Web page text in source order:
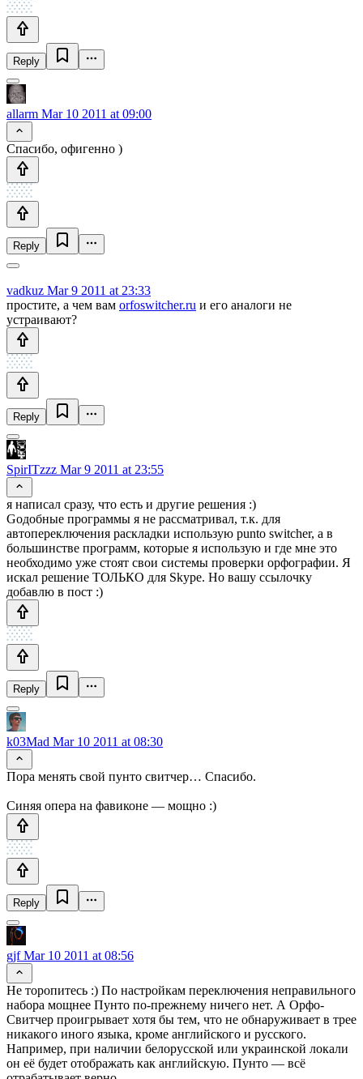
Reply
allarm Mar 10 2011 at 09:00
Спасибо, офигенно )
Reply
vadkuz Mar 9 2011 at 23:33
простите, а чем вам orfoswitcher.ru и его аналоги не
устраивают?
Reply
SpirITzzz Mar 9 2011 at 23:55
я написал сразу, что есть и другие решения :)
Gодобные программы я не рассматривал, т.к. для
автопереключения раскладки использую punto switcher, а в
большинстве программ, которые я использую и где мне это
необходимо уже стоят свои системы проверки орфографии. Я
искал решение ТОЛЬКО для Skype. Но вашу ссылочку
добавлю в пост :)
Reply
k03Mad Mar 10 2011 at 08:30
Пора менять свой пунто свитчер… Спасибо.
Синяя опера на фавиконе — мощно :)
Reply
gjfMar 10 2011 at 08:56
Не торопитесь :) По настройкам переключения неправильного
набора мощнее Пунто по-прежнему ничего нет. А Орфо-
Свитчер проигрывает хотя бы тем, что не обнаруживает в трее
никакого иного языка, кроме английского и русского.
Например, при наличии белорусской или украинской локали
он её будет отображать как английскую. Пунто — всё